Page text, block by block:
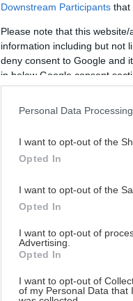
Downstream Participants that
Please note that this
information including but not
deny consent to Google and
in below Google consent
Personal Data
I want to opt-out of the
Opted In
I want to opt-out of the
Opted In
I want to opt-out of
Advertising.
Opted In
I want to opt-out of
of my Personal Data that